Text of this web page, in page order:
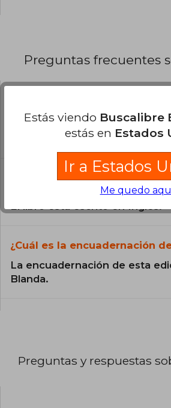
Preguntas frecuentes
Todos los libros de nuestro
catálogo son Originales.
¿En qué Idioma está escrito el
¿Cuál es la encuadernación
La encuadernación de esta
Blanda.
Preguntas y respuestas
Estás viendo Buscalibre
estás en Estados
Ir a Estados
Me quedo